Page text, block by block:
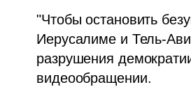
"Чтобы остановить
Иерусалиме и Тель-
разрушения
видеообращении.